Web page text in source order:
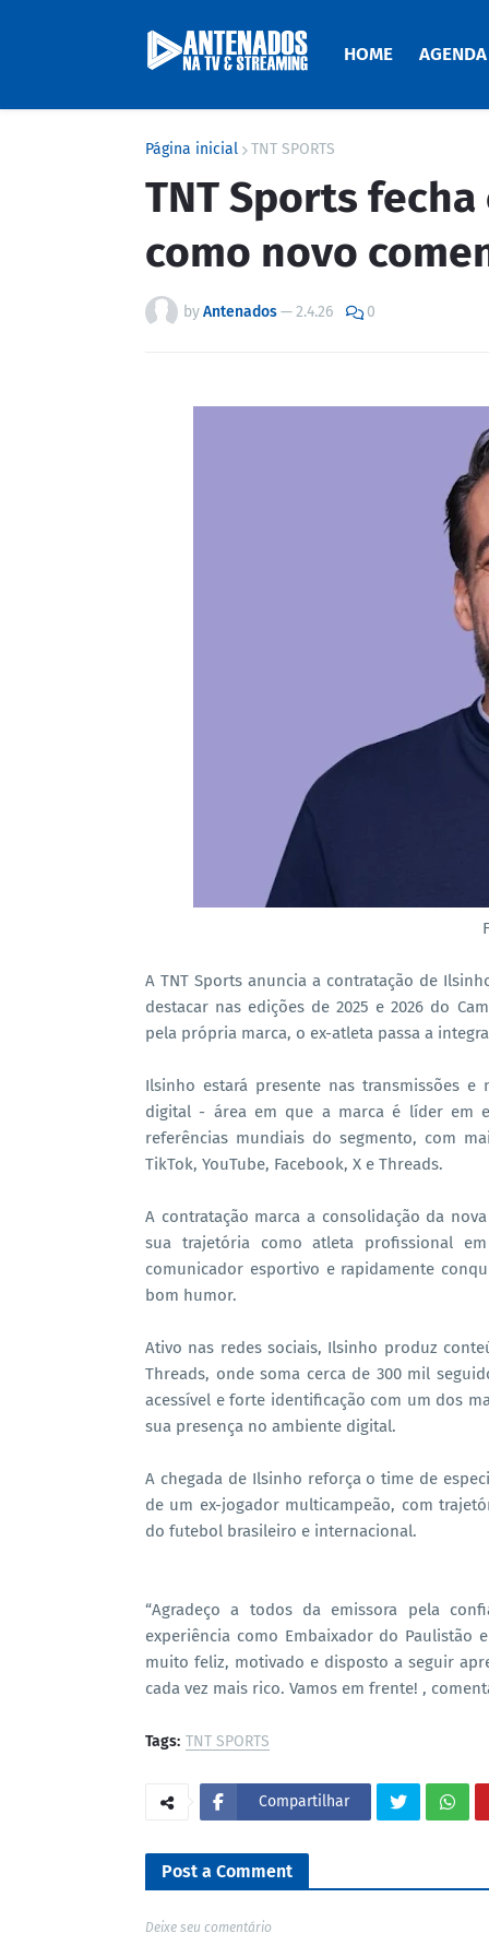
HOME AGENDA
Página inicial TNT SPORTS
TNT Sports
como novo
byAntenados—2.4.26 0
A TNT Sports anuncia a contratação de
destacar nas edições de 2025 e 2026 do
pela própria marca, o ex-atleta passa a
Ilsinho estará presente nas transmissões e
digital - área em que a marca é líder em
referências mundiais do segmento, com
TikTok, YouTube, Facebook, X e Threads.
A contratação marca a consolidação da
sua trajetória como atleta profissional
comunicador esportivo e rapidamente
bom humor.
Ativo nas redes sociais, Ilsinho produz
Threads, onde soma cerca de 300 mil
acessível e forte identificação com um dos
sua presença no ambiente digital.
A chegada de Ilsinho reforça o time de
de um ex-jogador multicampeão, com
do futebol brasileiro e internacional.
“Agradeço a todos da emissora pela
experiência como Embaixador do Paulistão
muito feliz, motivado e disposto a seguir
cada vez mais rico. Vamos em frente! ,
Tags: TNT SPORTS
Compartilhar
Post a Comment
Deixe seu comentário